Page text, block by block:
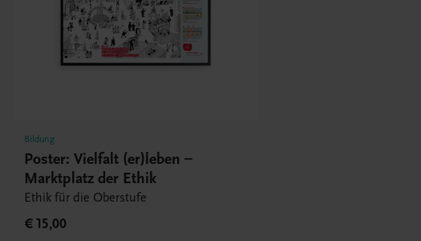
Bildung
Poster: Vielfalt (er)leben –
Marktplatz der Ethik
Ethik für die Oberstufe
€ 15,00